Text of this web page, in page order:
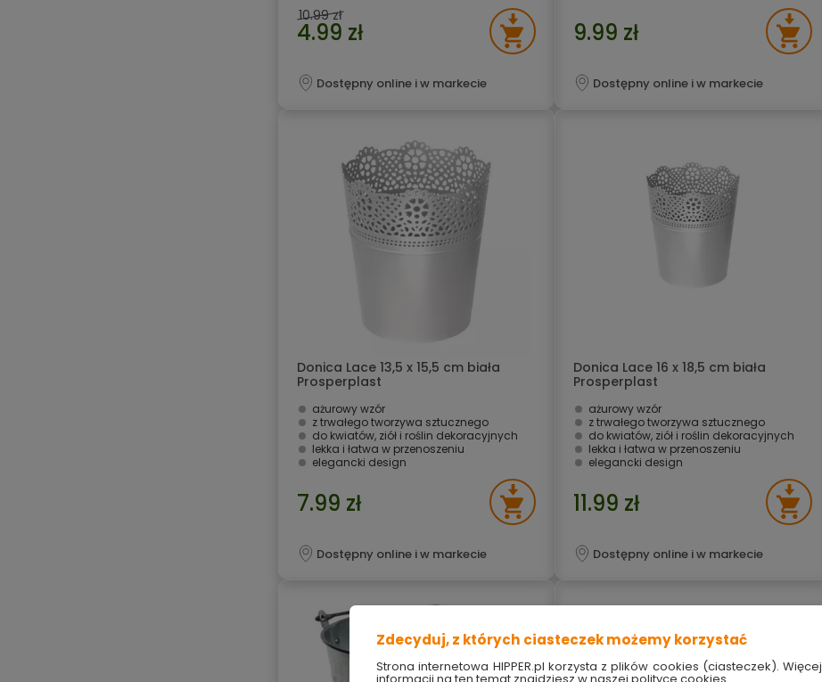
10.99 zł
4.99 zł
Dostępny online i w markecie
9.99 zł
Dostępny online i w markecie
Donica Lace 13,5 x 15,5 cm biała
Prosperplast
ażurowy wzór
z trwałego tworzywa sztucznego
do kwiatów, ziół i roślin dekoracyjnych
lekka i łatwa w przenoszeniu
elegancki design
7.99 zł
Dostępny online i w markecie
Donica Lace 16 x 18,5 cm biała
Prosperplast
ażurowy wzór
z trwałego tworzywa sztucznego
do kwiatów, ziół i roślin dekoracyjnych
lekka i łatwa w przenoszeniu
elegancki design
11.99 zł
Dostępny online i w markecie
Zdecyduj, z których ciasteczek możemy korzystać
Strona internetowa HIPPER.pl korzysta z plików cookies (ciasteczek). Więcej